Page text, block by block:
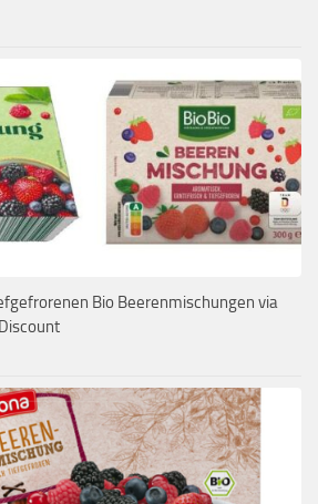
Bio Beerenmischungen via